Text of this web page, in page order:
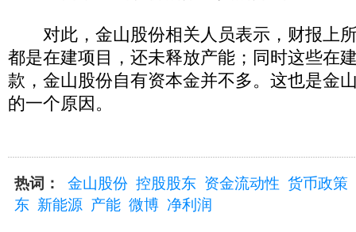
对此，金山股份相关人员表示，财报上
都是在建项目，还未释放产能；同时这些在
款，金山股份自有资本金并不多。这也是金
的一个原因。
热词： 金山股份 控股股东 资金流动性 货币政策
东 新能源 产能 微博 净利润